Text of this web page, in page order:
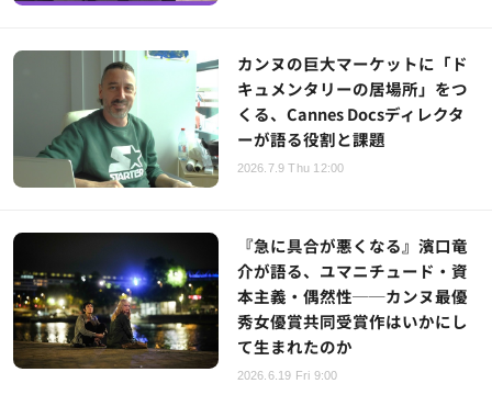
カンヌの巨大マーケットに「ド
キュメンタリーの居場所」をつ
くる、Cannes Docsディレクタ
ーが語る役割と課題
2026.7.9 Thu 12:00
『急に具合が悪くなる』濱口竜
介が語る、ユマニチュード・資
本主義・偶然性──カンヌ最優
秀女優賞共同受賞作はいかにし
て生まれたのか
2026.6.19 Fri 9:00